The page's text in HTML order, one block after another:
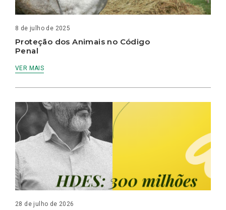
8 de julho de 2025
Proteção dos Animais no Código
Penal
VER MAIS
28 de julho de 2026